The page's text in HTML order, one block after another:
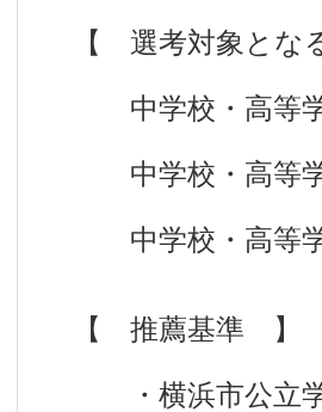
【 選考対象とな
中学校・高等学
中学校・高等学
中学校・高等学
【 推薦基準 】
・横浜市公立学